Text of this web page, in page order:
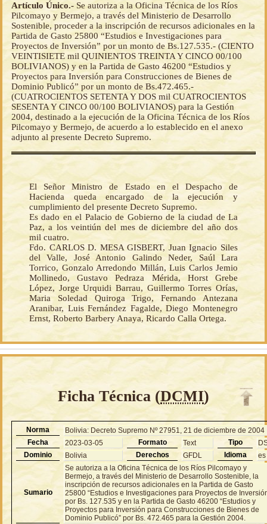
Artículo Único.- Se autoriza a la Oficina Técnica de los Ríos
Pilcomayo y Bermejo, a través del Ministerio de Desarrollo
Sostenible, proceder a la inscripción de recursos adicionales en la
Partida de Gasto 25800 “Estudios e Investigaciones para
Proyectos de Inversión” por un monto de Bs.127.535.- (CIENTO
VEINTISIETE mil QUINIENTOS TREINTA Y CINCO 00/100
BOLIVIANOS) y en la Partida de Gasto 46200 “Estudios y
Proyectos para Inversión para Construcciones de Bienes de
Dominio Publicó” por un monto de Bs.472.465.-
(CUATROCIENTOS SETENTA Y DOS mil CUATROCIENTOS
SESENTA Y CINCO 00/100 BOLIVIANOS) para la Gestión
2004, destinado a la ejecución de la Oficina Técnica de los Ríos
Pilcomayo y Bermejo, de acuerdo a lo establecido en el anexo
adjunto al presente Decreto Supremo.
El Señor Ministro de Estado en el Despacho de
Hacienda queda encargado de la ejecución y
cumplimiento del presente Decreto Supremo.
Es dado en el Palacio de Gobierno de la ciudad de La
Paz, a los veintiún del mes de diciembre del año dos
mil cuatro.
Fdo. CARLOS D. MESA GISBERT, Juan Ignacio Siles
del Valle, José Antonio Galindo Neder, Saúl Lara
Torrico, Gonzalo Arredondo Millán, Luis Carlos Jemio
Mollinedo, Gustavo Pedraza Mérida, Horst Grebe
López, Jorge Urquidi Barrau, Guillermo Torres Orías,
Maria Soledad Quiroga Trigo, Fernando Antezana
Aranibar, Luis Fernández Fagalde, Diego Montenegro
Ernst, Roberto Barbery Anaya, Ricardo Calla Ortega.
Ficha Técnica (DCMI)
Norma
Bolivia: Decreto Supremo Nº 27951, 21 de diciembre de 2004
Fecha
2023-03-05 Formato Text Tipo
Dominio
Bolivia Derechos GFDL Idioma es
Sumario
Se autoriza a la Oficina Técnica de los Ríos Pilcomayo y
Bermejo, a través del Ministerio de Desarrollo Sostenible, la
inscripción de recursos adicionales en la Partida de Gasto
25800 “Estudios e Investigaciones para Proyectos de
por Bs. 127.535 y en la Partida de Gasto 46200 “Estudios y
Proyectos para Inversión para Construcciones de Bienes de
Dominio Publicó” por Bs. 472.465 para la Gestión 2004.